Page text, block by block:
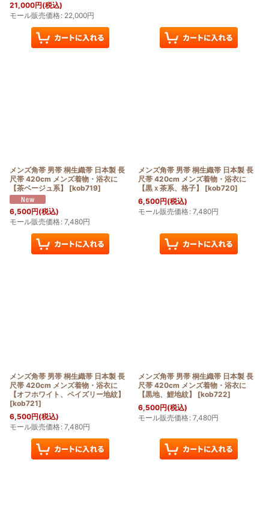
21,000円(税込)
モール販売価格: 22,000円
メンズ角帯 男帯 桐生織帯 日本製 長
尺帯 420cm メンズ着物・浴衣に
【茶ベージュ系】
[kob719]
6,500円(税込)
モール販売価格: 7,480円
メンズ角帯 男帯 桐生織帯 日本製 長
尺帯 420cm メンズ着物・浴衣に
【黒ｘ茶系、格子】
[kob720]
6,500円(税込)
モール販売価格: 7,480円
メンズ角帯 男帯 桐生織帯 日本製 長
尺帯 420cm メンズ着物・浴衣に
【オフホワイト、ペイズリー地紋】
[kob721]
6,500円(税込)
モール販売価格: 7,480円
メンズ角帯 男帯 桐生織帯 日本製 長
尺帯 420cm メンズ着物・浴衣に
【黒地、鯉地紋】
[kob722]
6,500円(税込)
モール販売価格: 7,480円